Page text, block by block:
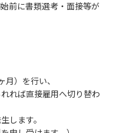
前に書類選考・面接等が
）を行い、
れば直接雇用へ切り替わ
します。